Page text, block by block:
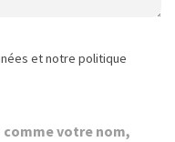
et notre politique
votre nom,